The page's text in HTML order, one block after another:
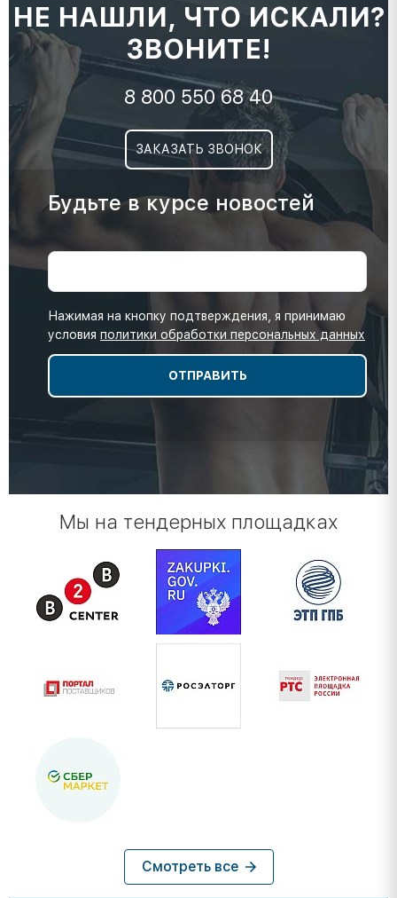
НЕ НАШЛИ, ЧТО ИСКАЛИ?
ЗВОНИТЕ!
8 800 550 68 40
ЗАКАЗАТЬ ЗВОНОК
Будьте в курсе новостей
Нажимая на кнопку подтверждения, я принимаю
условия политики обработки персональных данных
Мы на тендерных площадках
Смотреть все